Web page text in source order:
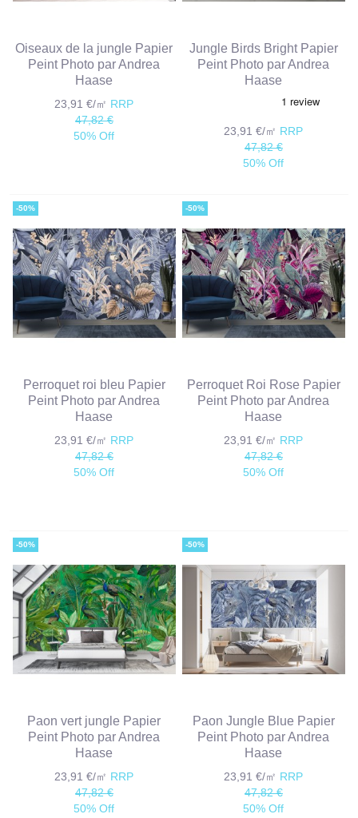
Oiseaux de la jungle Papier
Peint Photo par Andrea
Haase
23,91 €/㎡ RRP
47,82 €
50% Off
Jungle Birds Bright Papier
Peint Photo par Andrea
Haase
23,91 €/㎡ RRP
47,82 €
50% Off
-50%
Perroquet roi bleu Papier
Peint Photo par Andrea
Haase
23,91 €/㎡ RRP
47,82 €
50% Off
-50%
Perroquet Roi Rose Papier
Peint Photo par Andrea
Haase
23,91 €/㎡ RRP
47,82 €
50% Off
-50%
Paon vert jungle Papier
Peint Photo par Andrea
Haase
23,91 €/㎡ RRP
47,82 €
50% Off
-50%
Paon Jungle Blue Papier
Peint Photo par Andrea
Haase
23,91 €/㎡ RRP
47,82 €
50% Off